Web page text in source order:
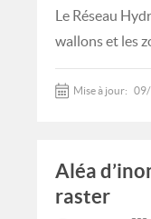
Le Réseau
wallons et les
Mise à jour:
Aléa
raster